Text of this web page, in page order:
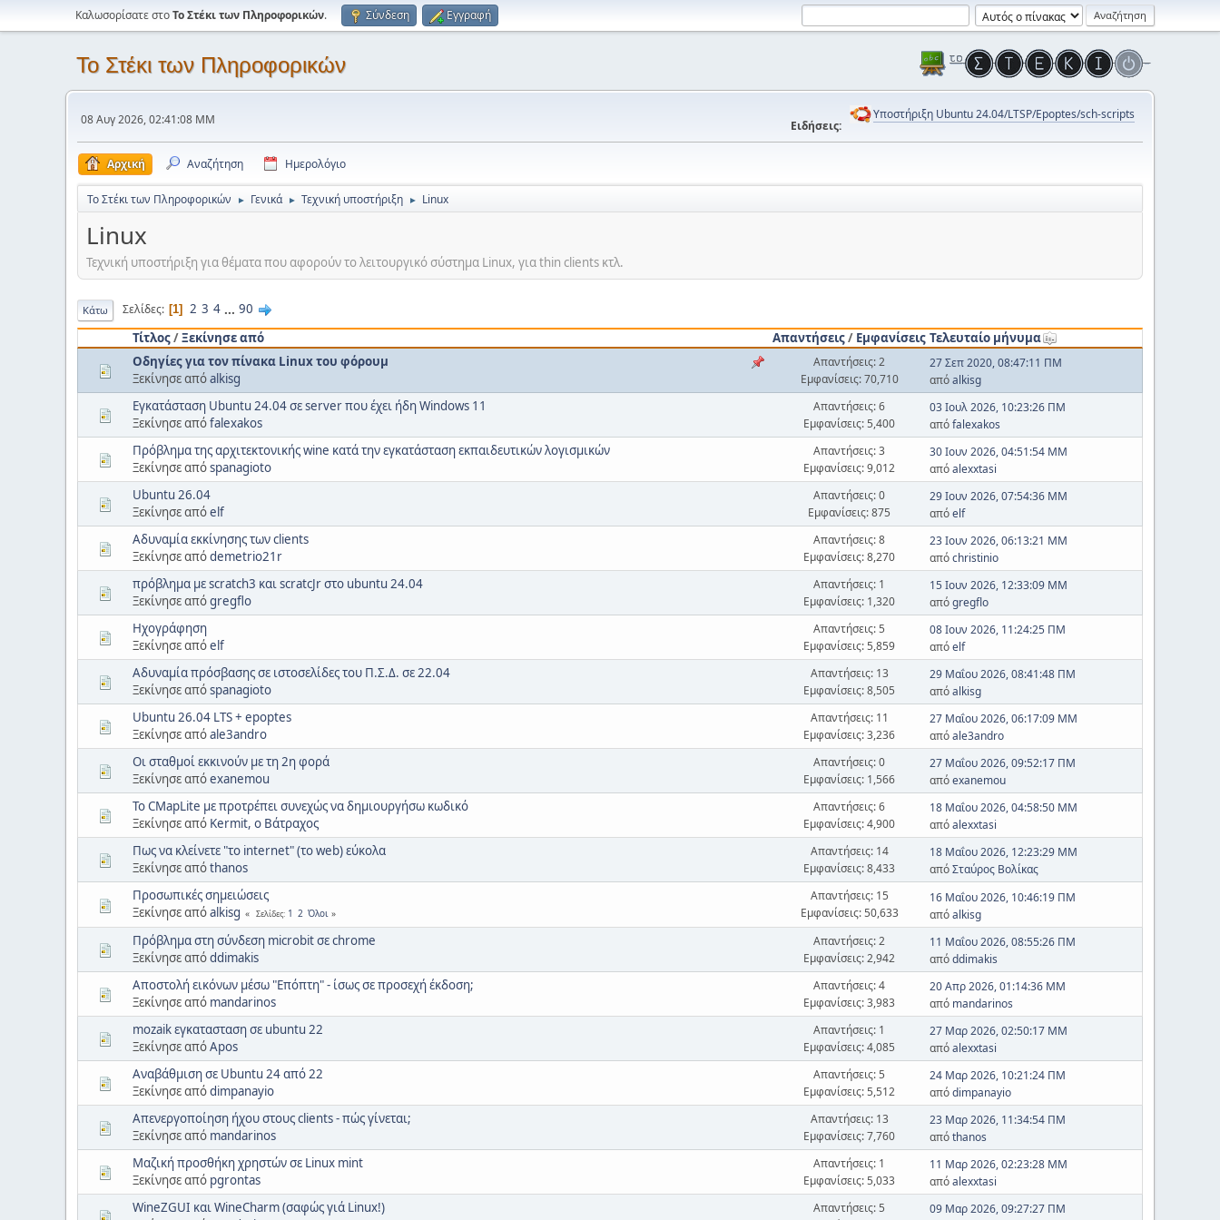
Καλωσορίσατε στοΤο Στέκι των Πληροφορικών. Σύνδεση Εγγραφή
Το Στέκι των Πληροφορικών
08 Αυγ 2026, 02:41:08 ΜΜ Ειδήσεις:
Υποστήριξη Ubuntu 24.04/LTSP/Epoptes/sch-scripts
Αρχική Αναζήτηση Ημερολόγιο
Το Στέκι των Πληροφορικών ► Γενικά ► Τεχνική υποστήριξη ► Linux
Linux
Τεχνική υποστήριξη για θέματα που αφορούν το λειτουργικό σύστημα Linux, για thin clients κτλ.
Κάτω Σελίδες 1 2 3 4 ... 90
Τίτλος/Ξεκίνησε από Απαντήσεις/ Εμφανίσεις Τελευταίο μήνυμα
Οδηγίες για τον πίνακα Linux του φόρουμ
Ξεκίνησε απόalkisg
Απαντήσεις: 2
Εμφανίσεις: 70,710
27 Σεπ 2020, 08:47:11 ΠΜ
απόalkisg
Εγκατάσταση Ubuntu 24.04 σε server που έχει ήδη Windows 11
Ξεκίνησε απόfalexakos
Απαντήσεις: 6
Εμφανίσεις: 5,400
03 Ιουλ 2026, 10:23:26 ΠΜ
απόfalexakos
Πρόβλημα της αρχιτεκτονικής wine κατά την εγκατάσταση εκπαιδευτικών λογισμικών
Ξεκίνησε απόspanagioto
Απαντήσεις: 3
Εμφανίσεις: 9,012
30 Ιουν 2026, 04:51:54 ΜΜ
απόalexxtasi
Ubuntu 26.04
Ξεκίνησε απόelf
Απαντήσεις: 0
Εμφανίσεις: 875
29 Ιουν 2026, 07:54:36 ΜΜ
απόelf
Αδυναμία εκκίνησης των clients
Ξεκίνησε απόdemetrio21r
Απαντήσεις: 8
Εμφανίσεις: 8,270
23 Ιουν 2026, 06:13:21 ΜΜ
απόchristinio
πρόβλημα με scratch3 και scratcJr στο ubuntu 24.04
Ξεκίνησε απόgregflo
Απαντήσεις: 1
Εμφανίσεις: 1,320
15 Ιουν 2026, 12:33:09 ΜΜ
απόgregflo
Ηχογράφηση
Ξεκίνησε απόelf
Απαντήσεις: 5
Εμφανίσεις: 5,859
08 Ιουν 2026, 11:24:25 ΠΜ
απόelf
Αδυναμία πρόσβασης σε ιστοσελίδες του Π.Σ.Δ. σε 22.04
Ξεκίνησε απόspanagioto
Απαντήσεις: 13
Εμφανίσεις: 8,505
29 Μαΐου 2026, 08:41:48 ΠΜ
απόalkisg
Ubuntu 26.04 LTS + epoptes
Ξεκίνησε απόale3andro
Απαντήσεις: 11
Εμφανίσεις: 3,236
27 Μαΐου 2026, 06:17:09 ΜΜ
απόale3andro
Οι σταθμοί εκκινούν με τη 2η φορά
Ξεκίνησε απόexanemou
Απαντήσεις: 0
Εμφανίσεις: 1,566
27 Μαΐου 2026, 09:52:17 ΠΜ
απόexanemou
To CMapLite με προτρέπει συνεχώς να δημιουργήσω κωδικό
Ξεκίνησε από Kermit, ο Βάτραχος
Απαντήσεις: 6
Εμφανίσεις: 4,900
18 Μαΐου 2026, 04:58:50 ΜΜ
απόalexxtasi
Πως να κλείνετε "το internet" (το web) εύκολα
Ξεκίνησε απόthanos
Απαντήσεις: 14
Εμφανίσεις: 8,433
18 Μαΐου 2026, 12:23:29 ΜΜ
απόΣταύρος Βολίκας
Προσωπικές σημειώσεις
Ξεκίνησε απόalkisg Σελίδες 1 2 Όλοι
Απαντήσεις: 15
Εμφανίσεις: 50,633
16 Μαΐου 2026, 10:46:19 ΠΜ
απόalkisg
Πρόβλημα στη σύνδεση microbit σε chrome
Ξεκίνησε απόddimakis
Απαντήσεις: 2
Εμφανίσεις: 2,942
11 Μαΐου 2026, 08:55:26 ΠΜ
απόddimakis
Αποστολή εικόνων μέσω "Επόπτη" - ίσως σε προσεχή έκδοση;
Ξεκίνησε από mandarinos
Απαντήσεις: 4
Εμφανίσεις: 3,983
20 Απρ 2026, 01:14:36 ΜΜ
από mandarinos
mozaik εγκατασταση σε ubuntu 22
Ξεκίνησε απόApos
Απαντήσεις: 1
Εμφανίσεις: 4,085
27 Μαρ 2026, 02:50:17 ΜΜ
απόalexxtasi
Αναβάθμιση σε Ubuntu 24 από 22
Ξεκίνησε απόdimpanayio
Απαντήσεις: 5
Εμφανίσεις: 5,512
24 Μαρ 2026, 10:21:24 ΠΜ
απόdimpanayio
Απενεργοποίηση ήχου στους clients - πώς γίνεται;
Ξεκίνησε από mandarinos
Απαντήσεις: 13
Εμφανίσεις: 7,760
23 Μαρ 2026, 11:34:54 ΠΜ
απόthanos
Μαζική προσθήκη χρηστών σε Linux mint
Ξεκίνησε από pgrontas
Απαντήσεις: 1
Εμφανίσεις: 5,033
11 Μαρ 2026, 02:23:28 ΜΜ
απόalexxtasi
WineZGUI και WineCharm (σαφώς γιά Linux!)
Απαντήσεις: 5
09 Μαρ 2026, 09:27:27 ΠΜ